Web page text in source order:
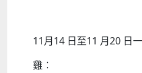
11月14 日至11 月20 日
雞：